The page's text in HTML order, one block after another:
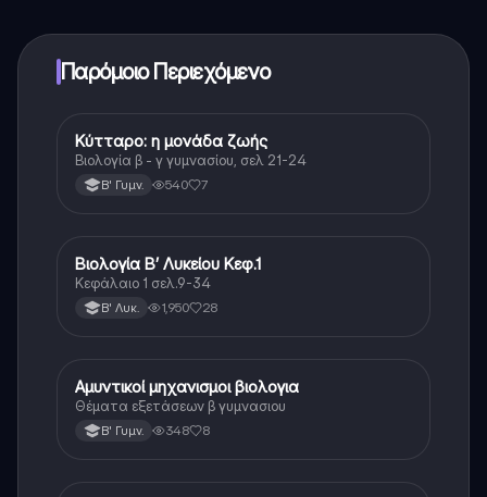
Παρόμοιο Περιεχόμενο
Βιολογία
Κύτταρο: η μονάδα ζωής
Βιολογία β - γ γυμνασίου, σελ 21-24
Β' Γυμν. 540 7
Βιολογία
Βιολογία Β’ Λυκείου Κεφ.1
Κεφάλαιο 1 σελ.9-34
Β' Λυκ. 1,950 28
Βιολογία
Αμυντικοί μηχανισμοι βιολογια
Θέματα εξετάσεων β γυμνασιου
Β' Γυμν. 348 8